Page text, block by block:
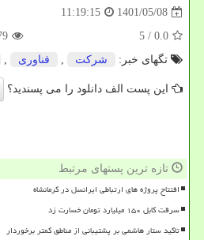
1401/05/08
11:19:15
0.0
/ 5
تگهای خبر:
شركت , فناوری ,
این پست الف دانلود را می پسندید؟
تازه ترین پستهای مرتبط
افتتاح پروژه های ارتباطی ایرانسل در کرمانشاه
سرقت کابل ۱۵۰ میلیارد تومان خسارت زد
تاکید ستار هاشمی بر پشتیبانی از مناطق کمتر برخوردار